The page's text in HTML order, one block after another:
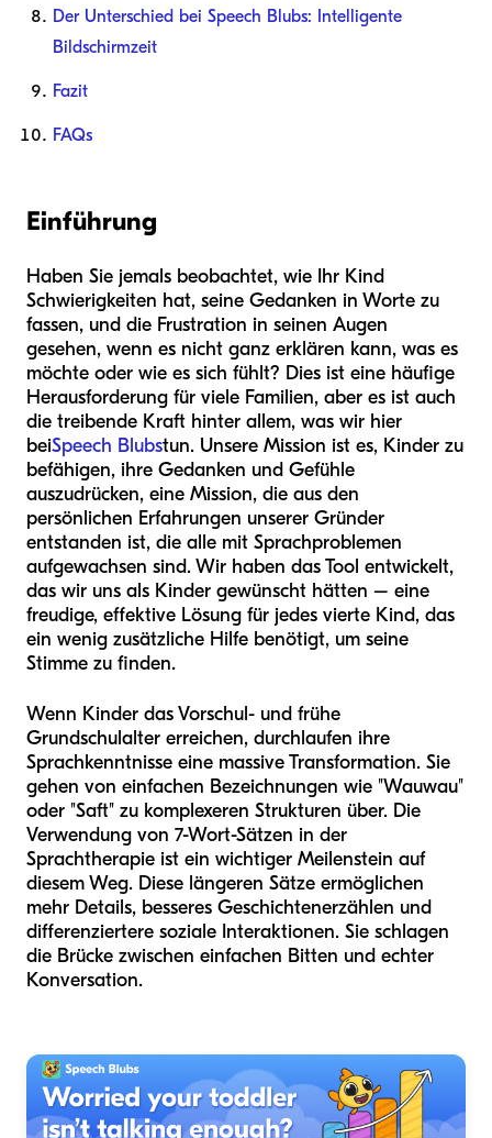
Der Unterschied bei Speech Blubs: Intelligente
Bildschirmzeit
Fazit
FAQs
Einführung
Haben Sie jemals beobachtet, wie Ihr Kind
Schwierigkeiten hat, seine Gedanken in Worte zu
fassen, und die Frustration in seinen Augen
gesehen, wenn es nicht ganz erklären kann, was es
möchte oder wie es sich fühlt? Dies ist eine häufige
Herausforderung für viele Familien, aber es ist auch
die treibende Kraft hinter allem, was wir hier
beiSpeech Blubstun. Unsere Mission ist es, Kinder zu
befähigen, ihre Gedanken und Gefühle
auszudrücken, eine Mission, die aus den
persönlichen Erfahrungen unserer Gründer
entstanden ist, die alle mit Sprachproblemen
aufgewachsen sind. Wir haben das Tool entwickelt,
das wir uns als Kinder gewünscht hätten – eine
freudige, effektive Lösung für jedes vierte Kind, das
ein wenig zusätzliche Hilfe benötigt, um seine
Stimme zu finden.
Wenn Kinder das Vorschul- und frühe
Grundschulalter erreichen, durchlaufen ihre
Sprachkenntnisse eine massive Transformation. Sie
gehen von einfachen Bezeichnungen wie "Wauwau"
oder "Saft" zu komplexeren Strukturen über. Die
Verwendung von 7-Wort-Sätzen in der
Sprachtherapie ist ein wichtiger Meilenstein auf
diesem Weg. Diese längeren Sätze ermöglichen
mehr Details, besseres Geschichtenerzählen und
differenziertere soziale Interaktionen. Sie schlagen
die Brücke zwischen einfachen Bitten und echter
Konversation.